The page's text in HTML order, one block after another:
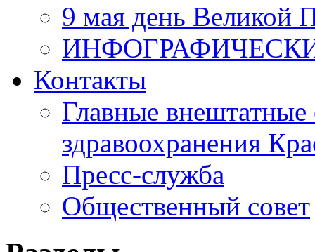
9 мая день Великой
Контакты
Главные внештатные
здравоохранения
Пресс-служба
Общественный совет